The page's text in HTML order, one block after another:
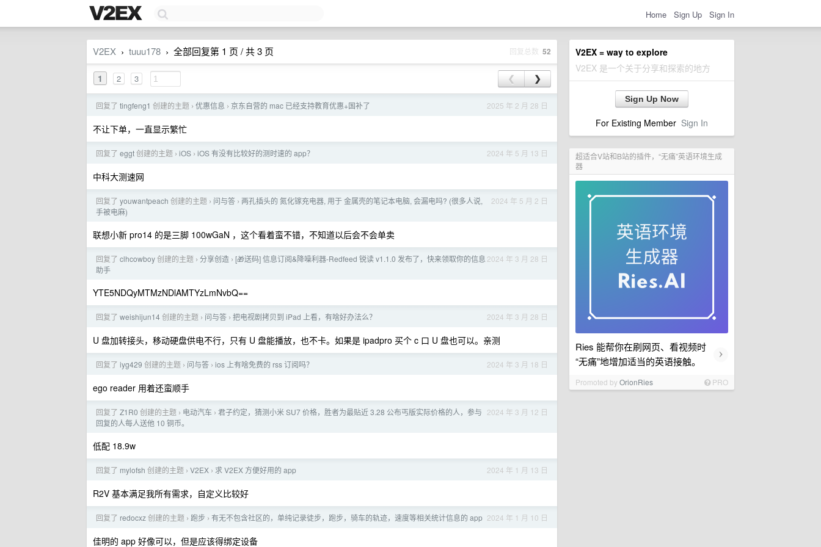
Home Sign Up Sign In
V2EX = way to explore
V2EX 是一个关于分享和探索的地方
Sign Up Now
For Existing Member Sign In
超适合V站和B站的插件，“无痛”英语环境生成
器
Ries 能帮你在刷网页、看视频时
“无痛”地增加适当的英语接触。
›
Promoted byOrionRies PRO
V2EX › tuuu178 › 全部回复第 1 页 / 共 3 页 回复总数 52
1 2 3 ❮ ❯
2025 年 2 月 28 日
回复了 tingfeng1 创建的主题 › 优惠信息 › 京东自营的 mac 已经支持教育优惠+国补了
不让下单，一直显示繁忙
2024 年 5 月 13 日
回复了 eggt创建的主题 › iOS › iOS 有没有比较好的测时速的 app？
中科大测速网
2024 年 5 月 2 日
回复了 youwantpeach 创建的主题 › 问与答 › 两孔插头的 氮化镓充电器, 用于 金属壳的笔记本电脑, 会漏电吗? (很多人说,
手被电麻)
联想小新 pro14 的是三脚 100wGaN ，这个看着蛮不错，不知道以后会不会单卖
2024 年 3 月 28 日
回复了 clhcowboy创建的主题 › 分享创造 › [🎁送码] 信息订阅&降噪利器-Redfeed 锐读 v1.1.0 发布了，快来领取你的信息
助手
YTE5NDQyMTMzNDlAMTYzLmNvbQ==
2024 年 3 月 28 日
回复了 weishijun14创建的主题 › 问与答 › 把电视剧拷贝到 iPad 上看，有啥好办法么？
U 盘加转接头，移动硬盘供电不行，只有 U 盘能播放，也不卡。如果是 ipadpro 买个 c 口 U 盘也可以。亲测
2024 年 3 月 18 日
回复了 iyg429 创建的主题 › 问与答 › ios 上有啥免费的 rss 订阅吗？
ego reader 用着还蛮顺手
2024 年 3 月 12 日
回复了 Z1R0 创建的主题 › 电动汽车 › 君子约定，猜测小米 SU7 价格，胜者为最贴近 3.28 公布丐版实际价格的人，参与
回复的人每人送他 10 铜币。
低配 18.9w
2024 年 1 月 13 日
回复了 mylofsh 创建的主题 › V2EX › 求 V2EX 方便好用的 app
R2V 基本满足我所有需求，自定义比较好
2024 年 1 月 10 日
回复了 redocxz创建的主题 › 跑步 › 有无不包含社区的，单纯记录徒步，跑步，骑车的轨迹，速度等相关统计信息的 app
佳明的 app 好像可以，但是应该得绑定设备